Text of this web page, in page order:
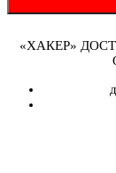
«ХАКЕР»